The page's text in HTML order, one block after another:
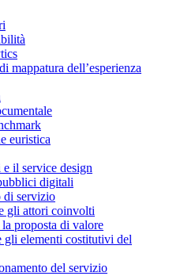
mappatura dell’esperienza
euristica
il service design
digitali
di servizio
gli attori coinvolti
proposta di valore
gli elementi costitutivi del
del servizio